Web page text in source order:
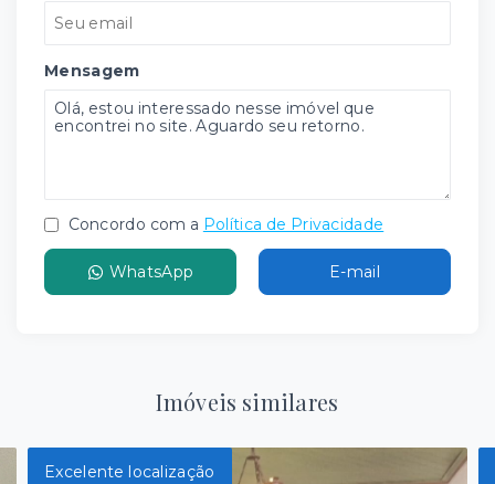
Mensagem
Concordo com a Política de Privacidade
WhatsApp E-mail
Imóveis similares
Excelente localização